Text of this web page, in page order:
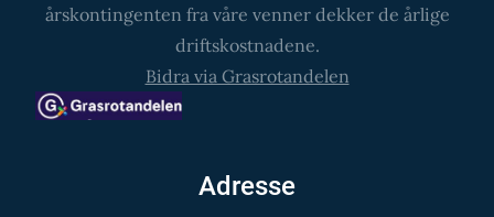
årskontingenten fra våre venner dekker de årlige
driftskostnadene.
Bidra via Grasrotandelen
Adresse